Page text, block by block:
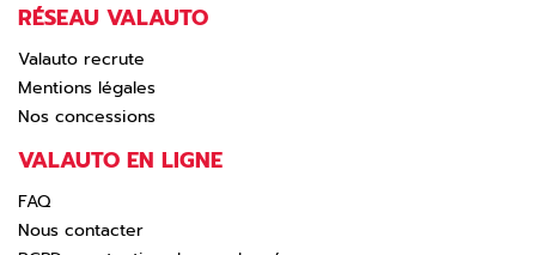
RÉSEAU VALAUTO
Valauto recrute
Mentions légales
Nos concessions
VALAUTO EN LIGNE
FAQ
Nous contacter